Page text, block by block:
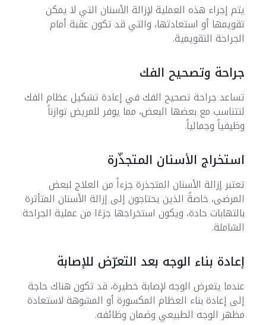
يتم إجراء هذه العملية لإزالة الأسنان التي لا يمكن
تقويمها أو استعادتها، والتي قد تكون عقبة أمام
الجراحة التقويمية.
جراحة وتصحيح الفك
تساعد جراحة تصحيح الفك في إعادة تشكيل عظام الفك
لتتناسب مع بعضها البعض، مما يوفر للمريض توازناً
وظيفياً وجمالياً.
استخراج الأسنان المتجذّرة
تعتبر إزالة الأسنان المتجذرة جزءاً من العلاج لبعض
المرضى، خاصةً الذين يحتاجون إلى إزالة الأسنان المتأثرة
بالتهابات حادة، ويكون استخراجها جزءًا من عملية الجراحة
الشاملة.
إعادة بناء الوجه بعد التعرّض للإصابة
عندما يتعرض الوجه لإصابة خطيرة، قد تكون هناك حاجة
إلى إعادة بناء العظام المكسورة أو المشوهة لاستعادة
مظهر الوجه الطبيعي وضمان وظائفه.